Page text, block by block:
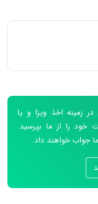
زمینه اخذ ویزا و یا
خود را از ما بپرسید.
جواب خواهند داد.